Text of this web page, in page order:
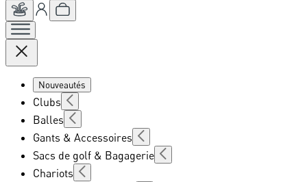
Nouveautés
Clubs
Balles
Gants & Accessoires
Sacs de golf & Bagagerie
Chariots